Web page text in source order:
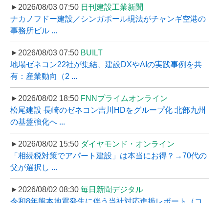
►2026/08/03 07:50 日刊建設工業新聞
ナカノフドー建設／シンガポール現法がチャンギ空港の
事務所ビル ...
►2026/08/03 07:50 BUILT
地場ゼネコン22社が集結、建設DXやAIの実践事例を共
有：産業動向（2 ...
►2026/08/02 18:50 FNNプライムオンライン
松尾建設 長崎のゼネコン吉川HDをグループ化 北部九州
の基盤強化へ ...
►2026/08/02 15:50 ダイヤモンド・オンライン
「相続税対策でアパート建設」は本当にお得？→70代の
父が選択し ...
►2026/08/02 08:30 毎日新聞デジタル
令和8年熊本地震発生に伴う当社対応進捗レポート（コ